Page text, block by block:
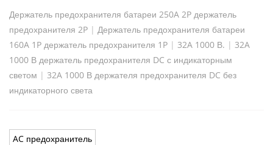
Держатель предохранителя батареи 250A 2P держатель
предохранителя 2P | Держатель предохранителя батареи
160A 1P держатель предохранителя 1P | 32A 1000 В. | 32A
1000 В держатель предохранителя DC с индикаторным
светом | 32A 1000 В держателя предохранителя DC без
индикаторного света
AC предохранитель